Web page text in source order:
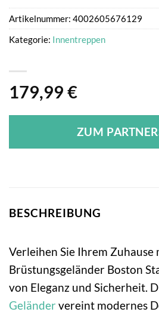
179,99 €
ZUM
Artikelnummer: 4002605676129
Kategorie: Innentreppen
BESCHREIBUNG
Verleihen Sie Ihrem Zuhause
Brüstungsgeländer Boston
von Eleganz und Sicherheit.
Geländer vereint modernes